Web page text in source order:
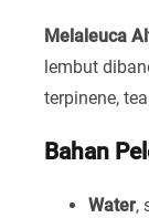
Melaleuca
lembut
terpinene,
Bahan
Water,